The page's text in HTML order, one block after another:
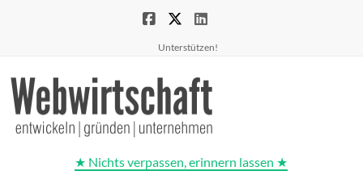
Unterstützen!
★ Nichts verpassen, erinnern lassen ★